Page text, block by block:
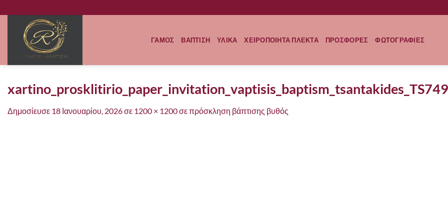
στο
περιεχόμενο
ΓΑΜΟΣ ΒΑΠΤΙΣΗ ΥΛΙΚΑ ΧΕΙΡΟΠΟΙΗΤΑ ΠΛΕΚΤΑ ΠΡΟΣΦΟΡΕΣ ΦΩΤΟΓΡΑΦΙΕΣ
Δημοσίευσε 18 Ιανουαρίου, 2026σε 1200 × 1200σεπρόσκληση βάπτισης βυθός